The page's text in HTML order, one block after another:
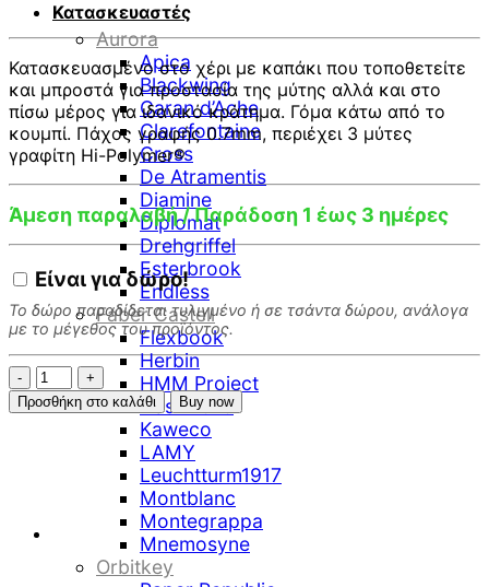
Κατασκευαστές
Aurora
Apica
Blackwing
Caran d’Ache
Clarefontaine
Cross
De Atramentis
Diamine
Diplomat
Drehgriffel
Esterbrook
Endless
Faber Castell
Flexbook
Herbin
HMM Project
Iroshizuku
Kaweco
LAMY
Leuchtturm1917
Montblanc
Montegrappa
Mnemosyne
Orbitkey
Κατασκευασμένο στο χέρι με καπάκι που τοποθετείτε
και μπροστά για προστασία της μύτης αλλά και στο
πίσω μέρος για ιδανικό κράτημα. Γόμα κάτω από το
κουμπί. Πάχος γραφής 0.7mm, περιέχει 3 μύτες
γραφίτη Hi-Polymer®
Άμεση παραλαβή / Παράδοση 1 έως 3 ημέρες
Είναι γιαδώρο!
Το δώρο παραδίδεται τυλιγμένο ή σε τσάντα δώρου, ανάλογα
με το μέγεθος του προϊόντος.
Pentel
Kerry
Blue
ποσότητα
Προσθήκη στο καλάθι Buy now